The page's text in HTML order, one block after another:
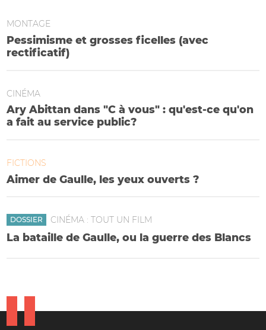
MONTAGE
Pessimisme et grosses ficelles (avec
rectificatif)
CINÉMA
Ary Abittan dans "C à vous" : qu'est-ce qu'on
a fait au service public?
FICTIONS
Aimer de Gaulle, les yeux ouverts ?
DOSSIER CINÉMA : TOUT UN FILM
La bataille de Gaulle, ou la guerre des Blancs